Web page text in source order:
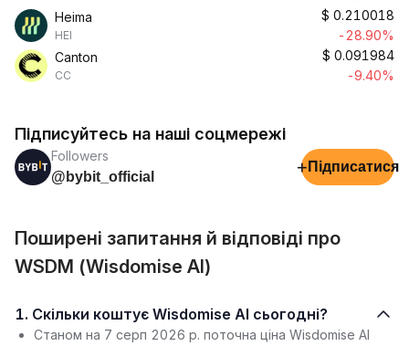
Heima
HEI
$ 0.210018
-28.90%
Canton
CC
$ 0.091984
-9.40%
Підписуйтесь на наші соцмережі
Followers
@bybit_official
+ Підписатися
Поширені запитання й відповіді про
WSDM (Wisdomise AI)
1. Скільки коштує Wisdomise AI сьогодні?
Станом на 7 серп 2026 р. поточна ціна Wisdomise AI